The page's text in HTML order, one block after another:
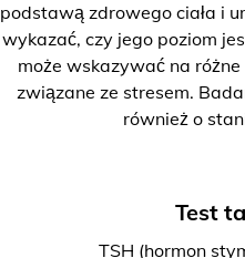
podstawą zdrowego ciała i
wykazać, czy jego poziom
może wskazywać na
związane ze stresem.
również o
Test
TSH (hormon